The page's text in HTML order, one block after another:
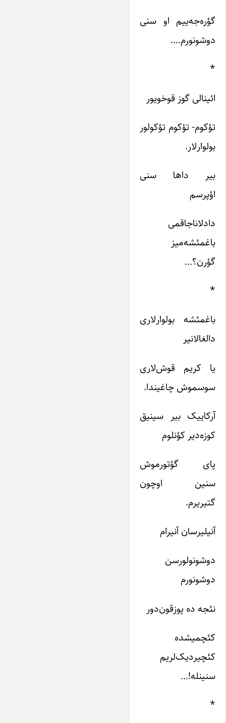
گؤره‌جه‌ییم او سنی
دوشونورم….
*
ائینا‌لی گوز قوخویور
تؤکوم- تؤکوم تؤکولور
بولوارلار.
بیر داها سنی
اؤپرسم
دادلاناجاقمی
باغمئشه‌میز
گؤرن؟…
*
باغمئشه بولوارلاری
دالغا‌لانیر
یا کریم قوش‌لاری
سوسموش چاغیندا.
آرکاییک بیر سینیق
کوزه‌دیر کؤنلوم
پای گؤتورموش
سنین اوچون
گتیریرم.
آنیلیرسان آنیرام
دوشونولورسن
دوشونورم
نئجه ده پوزقون‌دور
کئچمیشده
کئچیردیک‌لریم
سنینله!…
*